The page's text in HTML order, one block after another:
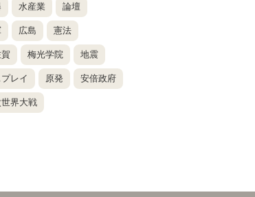
水産業 論壇
広島 憲法
梅光学院 地震
レイ 原発 安倍政府
界大戦